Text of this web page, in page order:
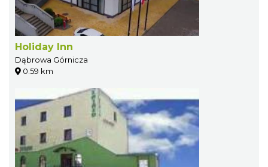
Holiday Inn
Dąbrowa Górnicza
0.59 km